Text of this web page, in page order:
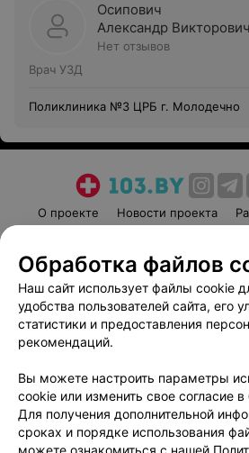
Осипович
Александр Викторович
Нет отзывов
Врач УЗД
Поликлиника №3 ЦРБ г. Молодечно
О проекте Новости проекта
Пользовательское соглашение
Вакансии
Написать
Обработка
Обработка файлов
Наш сайт использует файлы cookie
удобства пользователей сайта, его
статистики и предоставления
рекомендаций.
Вы можете настроить параметры
cookie или изменить свое согласие
Для получения дополнительной
сроках и порядке использования
можете ознакомиться с нашей